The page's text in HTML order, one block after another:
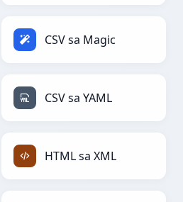
CSV sa Magic
CSV sa YAML
HTML sa XML